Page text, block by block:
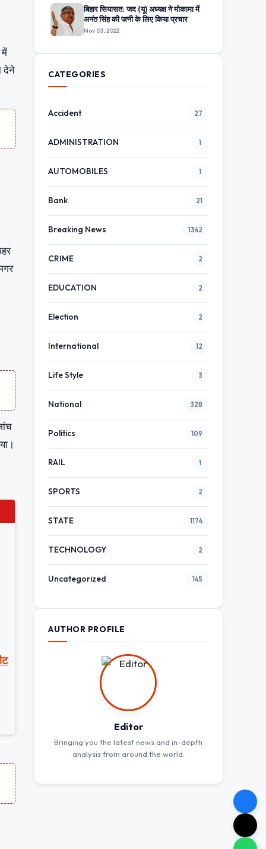
में
देने
बिहार सियासत: जद (यू) अध्यक्ष ने मोकामा में
अनंत सिंह की पत्नी के लिए किया प्रचार
Nov 03, 2022
CATEGORIES
Accident 27
ADMINISTRATION 1
AUTOMOBILES 1
Bank 21
Breaking News 1342
CRIME 2
EDUCATION 2
Election 2
International 12
Life Style 3
National 328
Politics 109
RAIL 1
SPORTS 2
STATE 1174
TECHNOLOGY 2
Uncategorized 145
AUTHOR PROFILE
Editor
Bringing you the latest news and in-depth
analysis from around the world.